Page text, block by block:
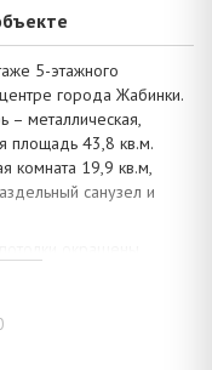
5-этажного
города Жабинки.
– металлическая,
площадь 43,8 кв.м.
комната 19,9 кв.м,
санузел и
стены оклеены
ванна. В кухне
система. В шаговой